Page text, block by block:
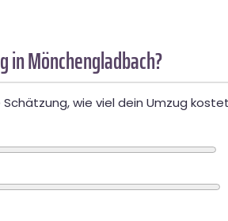
in Mönchengladbach?
wie viel dein Umzug